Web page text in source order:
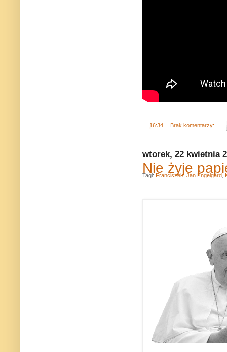
16:34 Brak komentarzy:
wtorek, 22 kwietnia
Nie żyje
Tagi: Franciszek, Jan Engelgard